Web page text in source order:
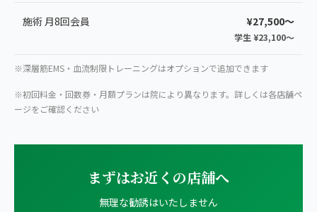
施術 月8回会員 ¥27,500〜
学生 ¥23,100〜
※深層筋EMS・血流制限トレーニングはオプションで追加できます
※初回料金・回数券・月額プランは院により異なります。詳しくは各店舗ペ
ージをご確認ください
まずはお近くの店舗へ
無理な勧誘はいたしません